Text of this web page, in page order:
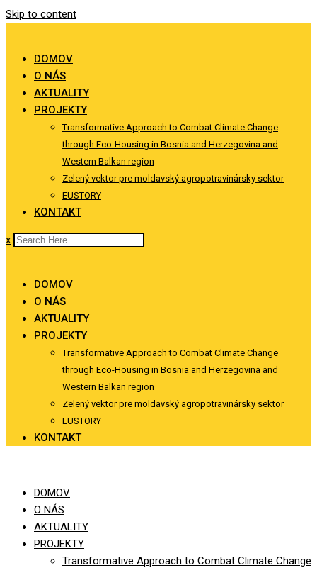
Skip to content
DOMOV
O NÁS
AKTUALITY
PROJEKTY
Transformative Approach to Combat Climate Change
through Eco-Housing in Bosnia and Herzegovina and
Western Balkan region
Zelený vektor pre moldavský agropotravinársky sektor
EUSTORY
KONTAKT
x
DOMOV
O NÁS
AKTUALITY
PROJEKTY
Transformative Approach to Combat Climate Change
through Eco-Housing in Bosnia and Herzegovina and
Western Balkan region
Zelený vektor pre moldavský agropotravinársky sektor
EUSTORY
KONTAKT
DOMOV
O NÁS
AKTUALITY
PROJEKTY
Transformative Approach to Combat Climate Change